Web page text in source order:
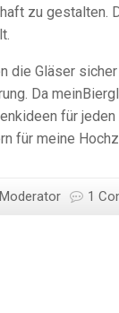
zu gestalten.
die Gläser
Da
für
für meine
Moderator 1